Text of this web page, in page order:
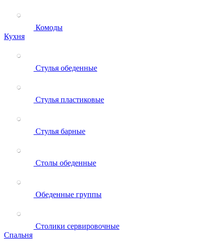
Комоды
Кухня
Стулья обеденные
Стулья пластиковые
Стулья барные
Столы обеденные
Обеденные группы
Столики сервировочные
Спальня